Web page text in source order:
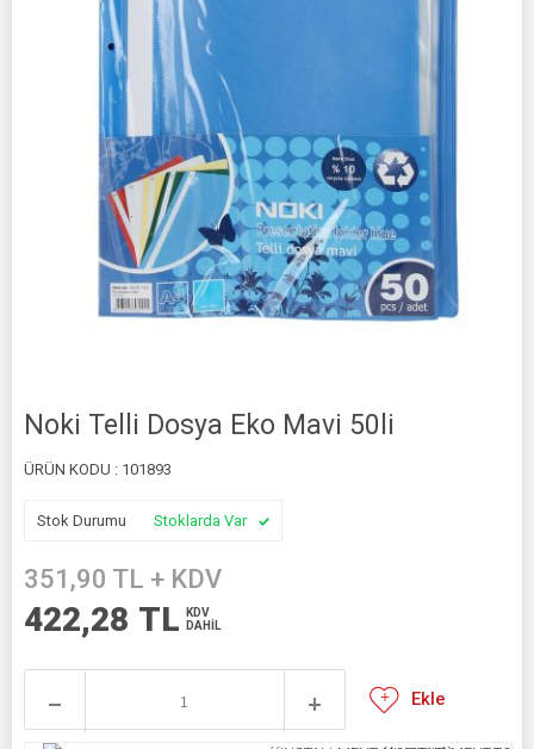
Noki Telli Dosya Eko Mavi 50li
ÜRÜN KODU : 101893
Stok Durumu Stoklarda Var
351,90 TL + KDV
422,28 TL
KDV
DAHİL
Ekle